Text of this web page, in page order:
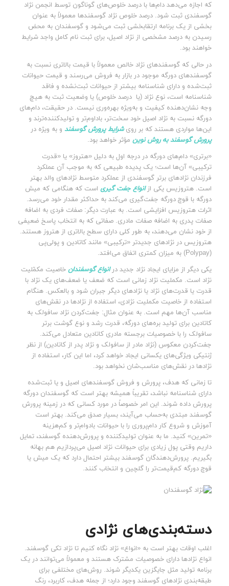
که اجازه می‌دهد دام‌ها با درصد خلوص‌های گوناگون توسط انجمن نژاد
گوسفندی ثبت شود. درصد خلوص نژاد گوسفندها معمولاً به عنوان
بخشی از یک برنامه ارتقابخشی ثبت می‌شود و گوسفندان به محض
رسیدن به درصد مشخصی از نژاد اصیل، برای ثبت نام کامل واجد شرایط
خواهند بود.
در حالی که گوسفندهای نژاد خالص معمولاً با قیمت بالاتری نسبت به
گوسفندهای دورگه موجود در بازار به فروش می‌رسند و قیمت حیوانات
ثبت‌شده و دارای شناسنامه بیشتر از حیوانات ثبت‌نشده و فاقد
شناسنامه است، نوع نژاد (یا درصد خلوص) یا وضعیت ثبت به هیچ
وجه نشان‌دهنده کیفیت و به‌ویژه بهره‌وری نیست. در حقیقت، دام‌های
دورگه نسبت به نژاد اصیل خود سخت‌تر، باداوم‌تر و تولیدکننده‌ترند و
این‌ها مواردی هستند که بر رویشرایط پرورش گوسفندو به ویژه در
پرورش گوسفند به روش نوینمؤثر خواهد بود.
«برتری» دام‌های دورگه در درجه اول به دلیل «هتروز» یا «قدرت
ترکیبی» آن‌ها است؛ یک پدیده طبیعی که به موجب آن عملکرد
فرزندان نژادهای برتر گوسفندی از عملکرد متوسط ​​نژادهای والد بهتر
است. هتروزیس یکی از انواع جفت گیریاست که هنگامی که میش
دورگه با قوچ دورگه جفت‌گیری می‌کند به حداکثر مقدار خود می‌رسد.
اثرات هتروزیس افزایشی است. به عبارت دیگر: صفات فردی به اضافه
صفات پدری به اضافه صفات مادری. صفاتی که به انتخاب پاسخ ضعیفی
از خود نشان می‌دهند، به طور کلی دارای سطح بالاتری از هتروز هستند.
هتروزیس در نژادهای جدیدتر «ترکیبی» مانند کاتادین و پولی‌پی
(Polypay) به میزان کمتری اتفاق می‌افتد.
یکی دیگر از مزایای ایجاد نژاد جدید درانواع گوسفندانخاصیت مکمّلیت
نژاد است. مکملیت نژاد زمانی است که ضعف یا ضعف‌های یک نژاد با
قدرت یا قدرت‌های نژاد یا نژادهای دیگر جبران شود و بالعکس. هنگام
استفاده از خاصیت مکملیت نژادی، استفاده از نژادها در نقش‌های
مناسب آن‌ها مهم است. به عنوان مثال: جفت‌کردن نژاد سافولک به
کاتادین برای تولید بره‌های دورگه، قدرت رشد و نوع گوشت برتر
سافولک را با خصوصیات برجسته مادری کاتادین متعادل می‌کند.
جفت‌کردن معکوس (نژاد مادر از سافولک و نژاد پدر از کاتادین) از نظر
ژنتیکی ویژگی‌های یکسانی ایجاد خواهد کرد، اما این کار، استفاده از
نژادها در نقش‌های مناسب‌شان نخواهد بود.
تا زمانی که هدف، پرورش و فروش گوسفندهای اصیل و یا ثبت‌شده
دارای شناسنامه نباشد، تقریباً همیشه بهتر است که گوسفندان دورگه
پرورش داده شوند. این امر خصوصاً در مورد کسانی که در زمینه پرورش
گوسفند مبتدی به‌حساب می‌آیند، بسیار صدق می‌کند. بهتر است
آموزش و شروع کار دام‌پروری را با حیوانات بادوام‌تر و کم‌هزینه
«تمرین» کنید. ما به عنوان تولیدکننده و پرورش‌دهنده گوسفند، تمایل
داریم وقتی پول زیادی برای حیوانات نژاد اصیل می‌پردازیم هم بهانه
بگیریم. پرورش‌دهندگان گوسفند بیشتر احتمال دارد که یک میش یا
قوچ دورگه کم‌قیمت‌تر را گلچین و انتخاب کنند.
دسته‌بندی‌های نژادی
اغلب اوقات بهتر است به «انواع» نژاد نگاه کنیم تا نژاد تکی گوسفند.
انواع نژادها دارای خصوصیات مشترک هستند و معمولاً می‌توانند در یک
برنامه تولید مثل جایگزین یکدیگر شوند. روش‌های مختلفی برای
طبقه‌بندی نژادهای گوسفند وجود دارد؛ از جمله هدف، کاربرد، رنگ